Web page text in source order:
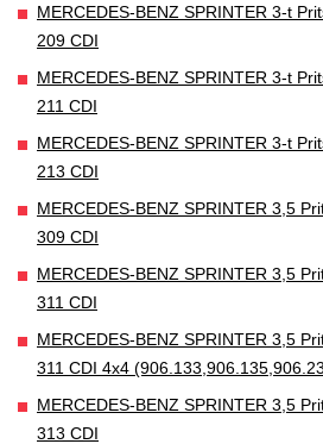
MERCEDES-BENZ SPRINTER 3-t
209 CDI
MERCEDES-BENZ SPRINTER 3-t
211 CDI
MERCEDES-BENZ SPRINTER 3-t
213 CDI
MERCEDES-BENZ SPRINTER 3,5
309 CDI
MERCEDES-BENZ SPRINTER 3,5
311 CDI
MERCEDES-BENZ SPRINTER 3,5
311 CDI 4x4
MERCEDES-BENZ SPRINTER 3,5
313 CDI